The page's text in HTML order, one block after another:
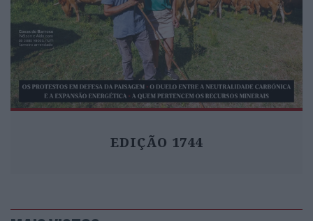
EDIÇÃO 1744